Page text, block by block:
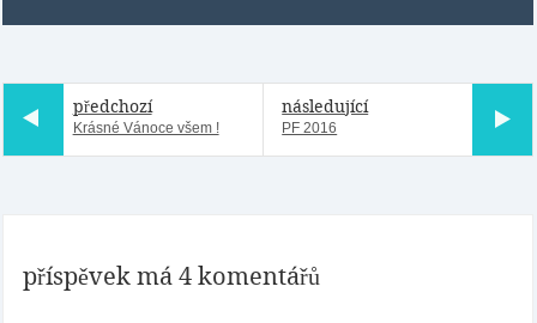
předchozí
Krásné Vánoce všem !
následující
PF 2016
příspěvek má 4 komentářů